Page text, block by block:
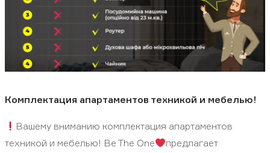
Комплектация апартаментов техникой и мебелью!
Вашему вниманию комплектация апартаментов
техникой и мебелью! Be The One
предлагает